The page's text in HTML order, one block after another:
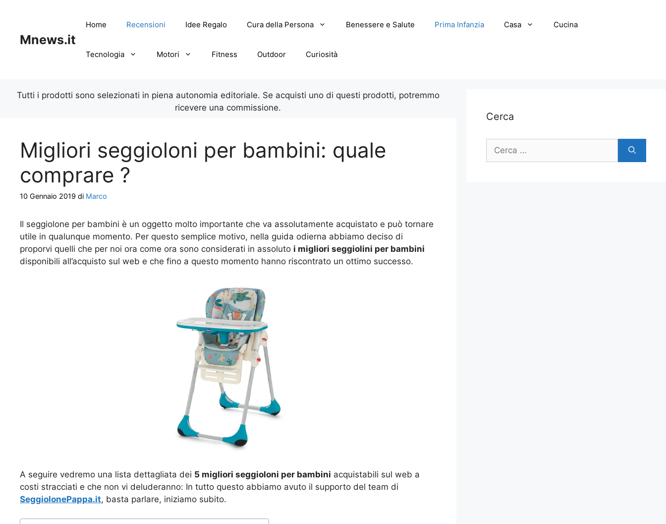
Mnews.it
Home Recensioni Idee Regalo Cura della Persona Benessere e Salute Prima Infanzia Casa Cucina
Tecnologia Motori Fitness Outdoor Curiosità
Tutti i prodotti sono selezionati in piena autonomia editoriale. Se acquisti uno di questi prodotti, potremmo
ricevere una commissione.
Migliori seggioloni per bambini: quale
comprare ?
10 Gennaio 2019 di Marco
Il seggiolone per bambini è un oggetto molto importante che va assolutamente acquistato e può tornare
utile in qualunque momento. Per questo semplice motivo, nella guida odierna abbiamo deciso di
proporvi quelli che per noi ora come ora sono considerati in assoluto i migliori seggiolini per bambini
disponibili all’acquisto sul web e che fino a questo momento hanno riscontrato un ottimo successo.
A seguire vedremo una lista dettagliata dei 5 migliori seggioloni per bambini acquistabili sul web a
costi stracciati e che non vi deluderanno: In tutto questo abbiamo avuto il supporto del team di
SeggiolonePappa.it, basta parlare, iniziamo subito.
Cerca
Ricerca